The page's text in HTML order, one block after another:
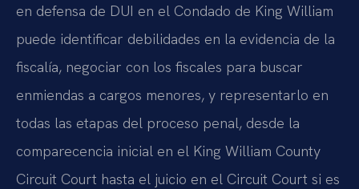
en defensa de DUI en el Condado de King William
puede identificar debilidades en la evidencia de la
fiscalía, negociar con los fiscales para buscar
enmiendas a cargos menores, y representarlo en
todas las etapas del proceso penal, desde la
comparecencia inicial en el King William County
Circuit Court hasta el juicio en el Circuit Court si es